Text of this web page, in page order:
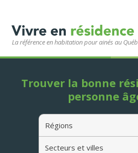
La référence en habitation pour ainés au
Régions
Secteurs et villes
Trouver la bonne
personne